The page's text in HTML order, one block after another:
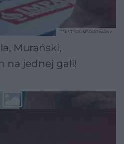
Murański,
na jednej gali!
TEKST SPONSOROWANY